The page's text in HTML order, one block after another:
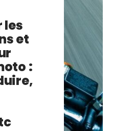
les
et
: